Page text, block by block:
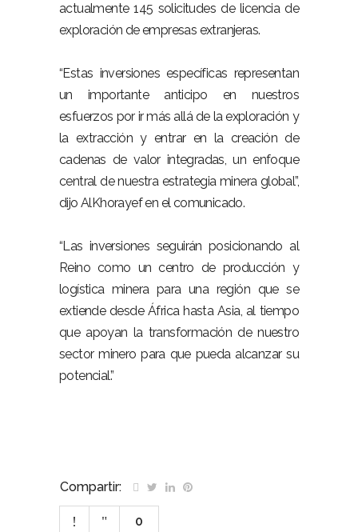
actualmente 145 solicitudes de licencia de
exploración de empresas extranjeras.
“Estas inversiones específicas representan
un importante anticipo en nuestros
esfuerzos por ir más allá de la exploración y
la extracción y entrar en la creación de
cadenas de valor integradas, un enfoque
central de nuestra estrategia minera global”,
dijo AlKhorayef en el comunicado.
“Las inversiones seguirán posicionando al
Reino como un centro de producción y
logística minera para una región que se
extiende desde África hasta Asia, al tiempo
que apoyan la transformación de nuestro
sector minero para que pueda alcanzar su
potencial.”
Compartir:
0